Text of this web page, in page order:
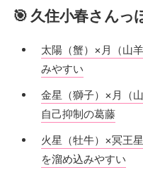
🎯 久住小春さんっ
太陽（蟹）×月（山
みやすい
金星（獅子）×月（
自己抑制の葛藤
火星（牡牛）×冥王
を溜め込みやすい